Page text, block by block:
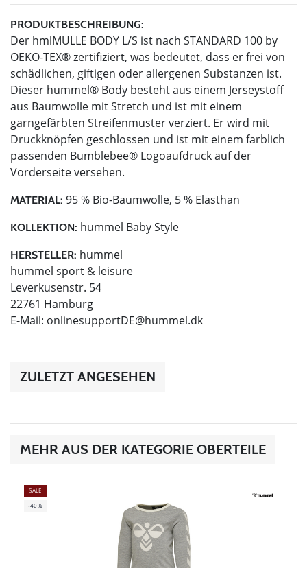
PRODUKTBESCHREIBUNG:
Der hmlMULLE BODY L/S ist nach STANDARD 100 by
OEKO-TEX® zertifiziert, was bedeutet, dass er frei von
schädlichen, giftigen oder allergenen Substanzen ist.
Dieser hummel® Body besteht aus einem Jerseystoff
aus Baumwolle mit Stretch und ist mit einem
garngefärbten Streifenmuster verziert. Er wird mit
Druckknöpfen geschlossen und ist mit einem farblich
passenden Bumblebee® Logoaufdruck auf der
Vorderseite versehen.
MATERIAL: 95 % Bio-Baumwolle, 5 % Elasthan
KOLLEKTION: hummel Baby Style
HERSTELLER: hummel
hummel sport & leisure
Leverkusenstr. 54
22761 Hamburg
E-Mail: onlinesupportDE@hummel.dk
ZULETZT ANGESEHEN
MEHR AUS DER KATEGORIE OBERTEILE
SALE
-40%